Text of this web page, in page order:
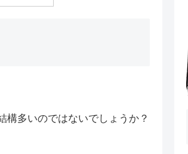
構多いのではないでしょうか？